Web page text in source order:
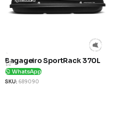
Bagageiro SportRack 370L
WhatsApp
SKU: 689090